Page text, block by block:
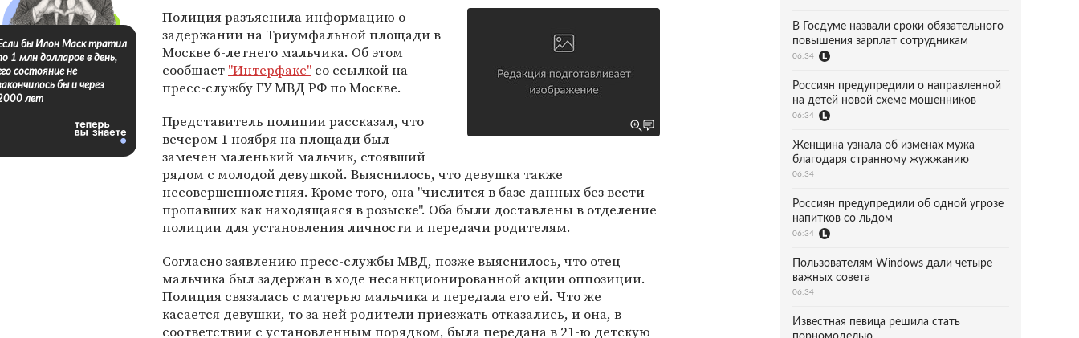
Полиция разъяснила информацию о
задержании на Триумфальной площади в
Москве 6-летнего мальчика. Об этом
сообщает "Интерфакс" со ссылкой на
пресс-службу ГУ МВД РФ по Москве.
Представитель полиции рассказал, что
вечером 1 ноября на площади был
замечен маленький мальчик, стоявший
рядом с молодой девушкой. Выяснилось, что девушка также
несовершеннолетняя. Кроме того, она "числится в базе данных без вести
пропавших как находящаяся в розыске". Оба были доставлены в отделение
полиции для установления личности и передачи родителям.
Согласно заявлению пресс-службы МВД, позже выяснилось, что отец
мальчика был задержан в ходе несанкционированной акции оппозиции.
Полиция связалась с матерью мальчика и передала его ей. Что же
касается девушки, то за ней родители приезжать отказались, и она, в
соответствии с установленным порядком, была передана в 21-ю детскую
бы Илон Маск тратил
1 млн долларов в день,
состояние не
бы и через
лет
В Госдуме назвали сроки обязательного
повышения зарплат сотрудникам
06:34
Россиян предупредили о направленной
на детей новой схеме мошенников
06:34
Женщина узнала об изменах мужа
благодаря странному жужжанию
06:34
Россиян предупредили об одной угрозе
напитков со льдом
06:34
Пользователям Windows дали четыре
важных совета
06:34
Известная певица решила стать